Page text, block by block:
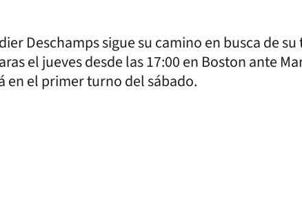
Deschamps sigue su camino en busca de
el jueves desde las 17:00 en Boston ante
en el primer turno del sábado.